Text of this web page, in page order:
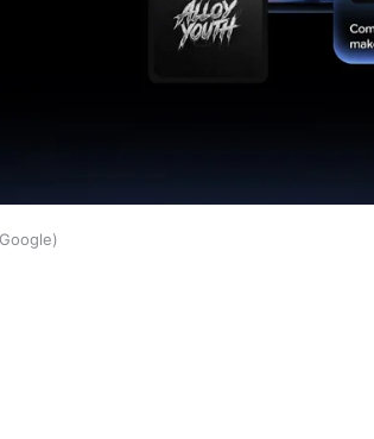
Google